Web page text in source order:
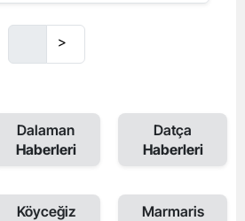
>
Dalaman
Haberleri
Datça
Haberleri
Köyceğiz
Marmaris